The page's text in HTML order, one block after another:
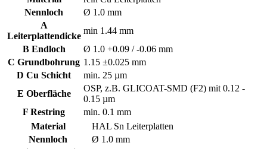
Nennloch
Ø 1.0 mm
A
Leiterplattendicke
min 1.44 mm
B Endloch
Ø 1.0 +0.09 / -0.06 mm
C Grundbohrung 1.15 ±0.025 mm
D Cu Schicht
min. 25 µm
E Oberfläche
OSP, z.B. GLICOAT-SMD (F2) mit 0.12 -
0.15 µm
F Restring
min. 0.1 mm
Material
HAL Sn Leiterplatten
Nennloch
Ø 1.0 mm